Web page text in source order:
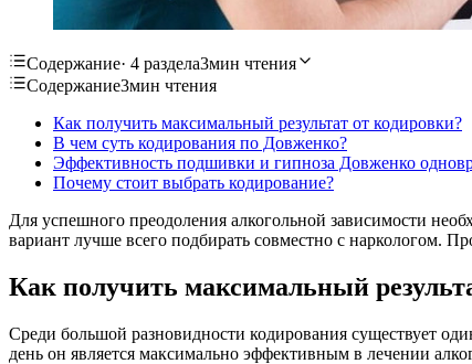
Содержание· 4 раздела3мин чтения
Содержание3мин чтения
Как получить максимальный результат от кодировки?
В чем суть кодирования по Довженко?
Эффективность подшивки и гипноза Довженко
Почему стоит выбрать кодирование?
Для успешного преодоления алкогольной зависимости
вариант лучше всего подбирать совместно с наркологом.
Как получить максимальный
Среди большой разновидности кодирования существует
день он является максимально эффективным в лечении